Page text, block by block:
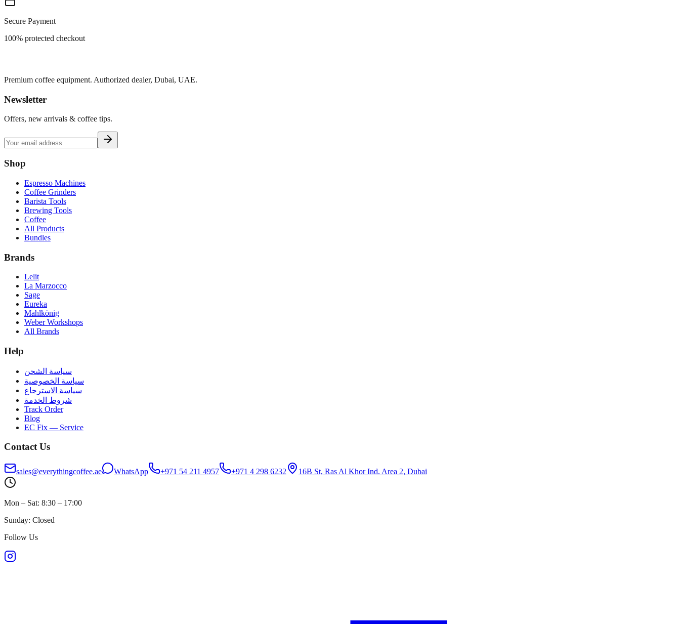
Secure Payment
100% protected checkout
Premium coffee equipment. Authorized dealer, Dubai, UAE.
Newsletter
Offers, new arrivals & coffee tips.
Shop
Espresso Machines
Coffee Grinders
Barista Tools
Brewing Tools
Coffee
All Products
Bundles
Brands
Lelit
La Marzocco
Sage
Eureka
Mahlkönig
Weber Workshops
All Brands
Help
سياسة الشحن
سياسة الخصوصية
سياسة الاسترجاع
شروط الخدمة
Track Order
Blog
EC Fix — Service
Contact Us
sales@everythingcoffee.ae WhatsApp +971 54 211 4957 +971 4 298 6232 16B St, Ras Al Khor Ind. Area 2, Dubai
Mon – Sat: 8:30 – 17:00
Sunday: Closed
Follow Us